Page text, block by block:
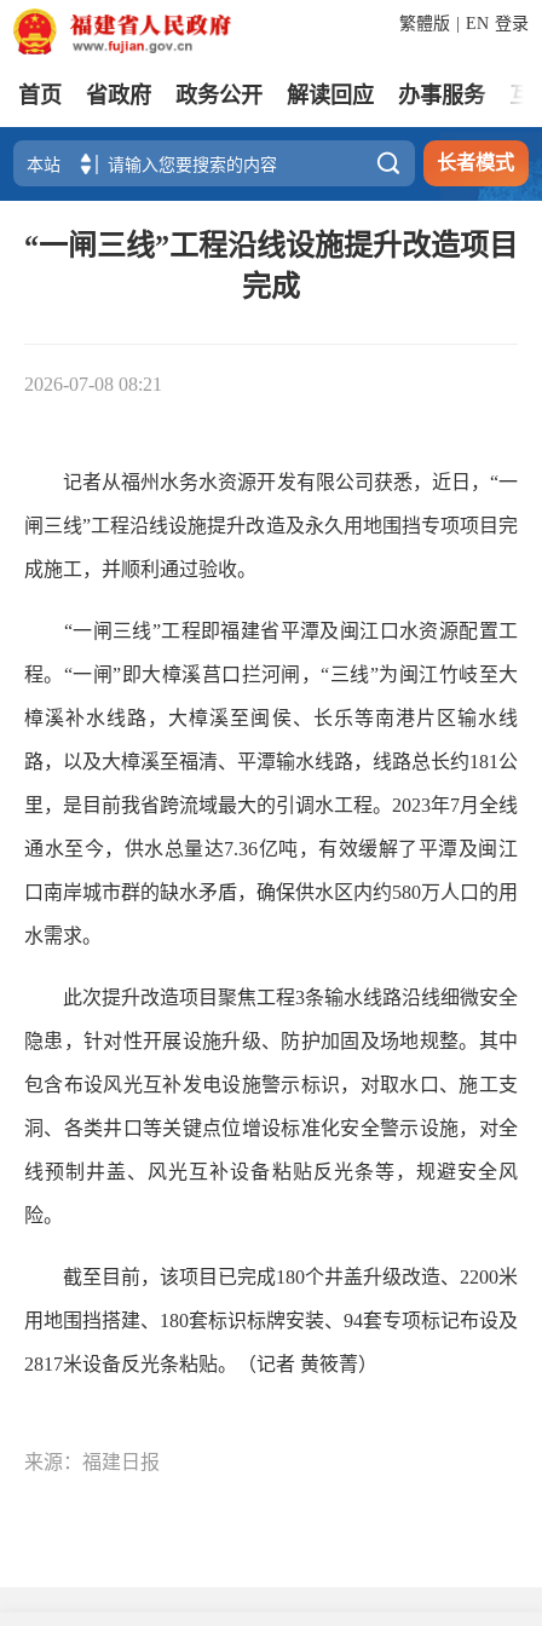
登录
繁體版 EN
首页 省政府 政务公开 解读回应 办事服务 互
 长者模式
“一闸三线”工程沿线设施提升改造项目
完成
2026-07-08 08:21
记者从福州水务水资源开发有限公司获悉，近日，“一
闸三线”工程沿线设施提升改造及永久用地围挡专项项目完
成施工，并顺利通过验收。
“一闸三线”工程即福建省平潭及闽江口水资源配置工
程。“一闸”即大樟溪莒口拦河闸，“三线”为闽江竹岐至大
樟溪补水线路，大樟溪至闽侯、长乐等南港片区输水线
路，以及大樟溪至福清、平潭输水线路，线路总长约181公
里，是目前我省跨流域最大的引调水工程。2023年7月全线
通水至今，供水总量达7.36亿吨，有效缓解了平潭及闽江
口南岸城市群的缺水矛盾，确保供水区内约580万人口的用
水需求。
此次提升改造项目聚焦工程3条输水线路沿线细微安全
隐患，针对性开展设施升级、防护加固及场地规整。其中
包含布设风光互补发电设施警示标识，对取水口、施工支
洞、各类井口等关键点位增设标准化安全警示设施，对全
线预制井盖、风光互补设备粘贴反光条等，规避安全风
险。
截至目前，该项目已完成180个井盖升级改造、2200米
用地围挡搭建、180套标识标牌安装、94套专项标记布设及
2817米设备反光条粘贴。 （记者 黄筱菁）
来源：福建日报